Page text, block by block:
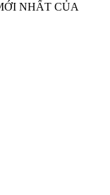
NHẤT CỦA